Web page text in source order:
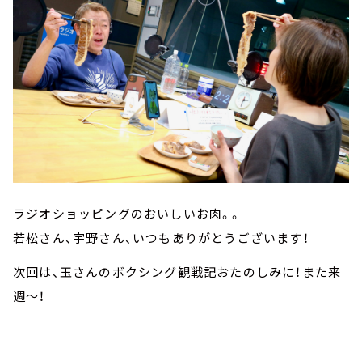
ラジオショッピングのおいしいお肉。。
若松さん、宇野さん、いつもありがとうございます！
次回は、玉さんのボクシング観戦記おたのしみに！また来
週～！